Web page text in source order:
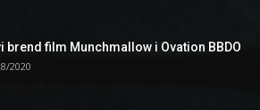
brend film Munchmallow i Ovation BBDO
2020